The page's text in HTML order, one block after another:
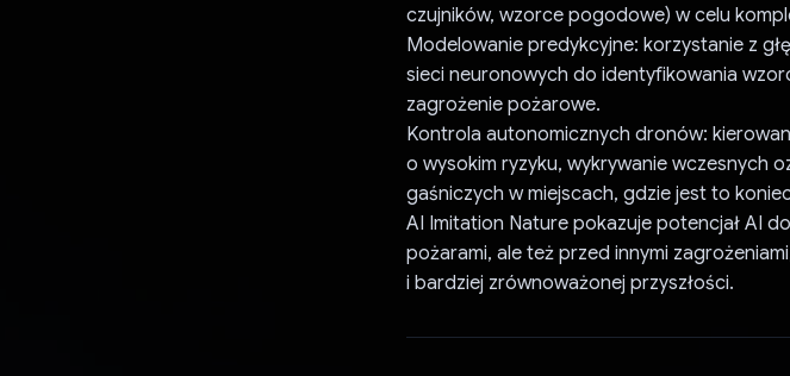
czujników, wzorce pogodowe) w celu
Modelowanie predykcyjne: korzystanie z
sieci neuronowych do identyfikowania
zagrożenie pożarowe.
Kontrola autonomicznych dronów:
o wysokim ryzyku, wykrywanie wczesnych
gaśniczych w miejscach, gdzie jest to
AI Imitation Nature pokazuje potencjał AI
pożarami, ale też przed innymi
i bardziej zrównoważonej przyszłości.